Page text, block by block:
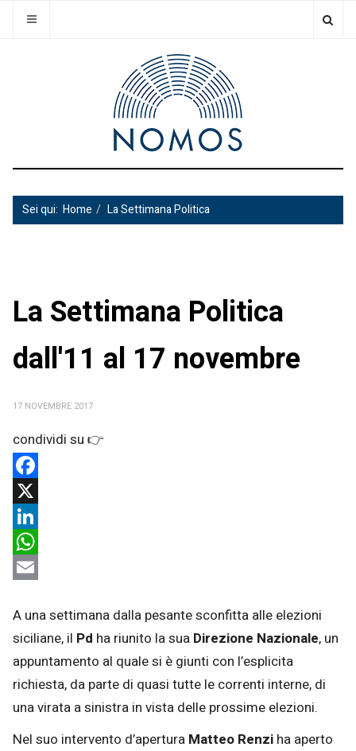
Sei qui: Home La Settimana Politica
La Settimana Politica
dall'11 al 17 novembre
17 NOVEMBRE 2017
Facebook
X
LinkedIn
WhatsApp
A una settimana dalla pesante sconfitta alle elezioni
siciliane, il Pd ha riunito la sua Direzione Nazionale, un
appuntamento al quale si è giunti con l’esplicita
richiesta, da parte di quasi tutte le correnti interne, di
una virata a sinistra in vista delle prossime elezioni.
Nel suo intervento d’apertura Matteo Renzi ha aperto